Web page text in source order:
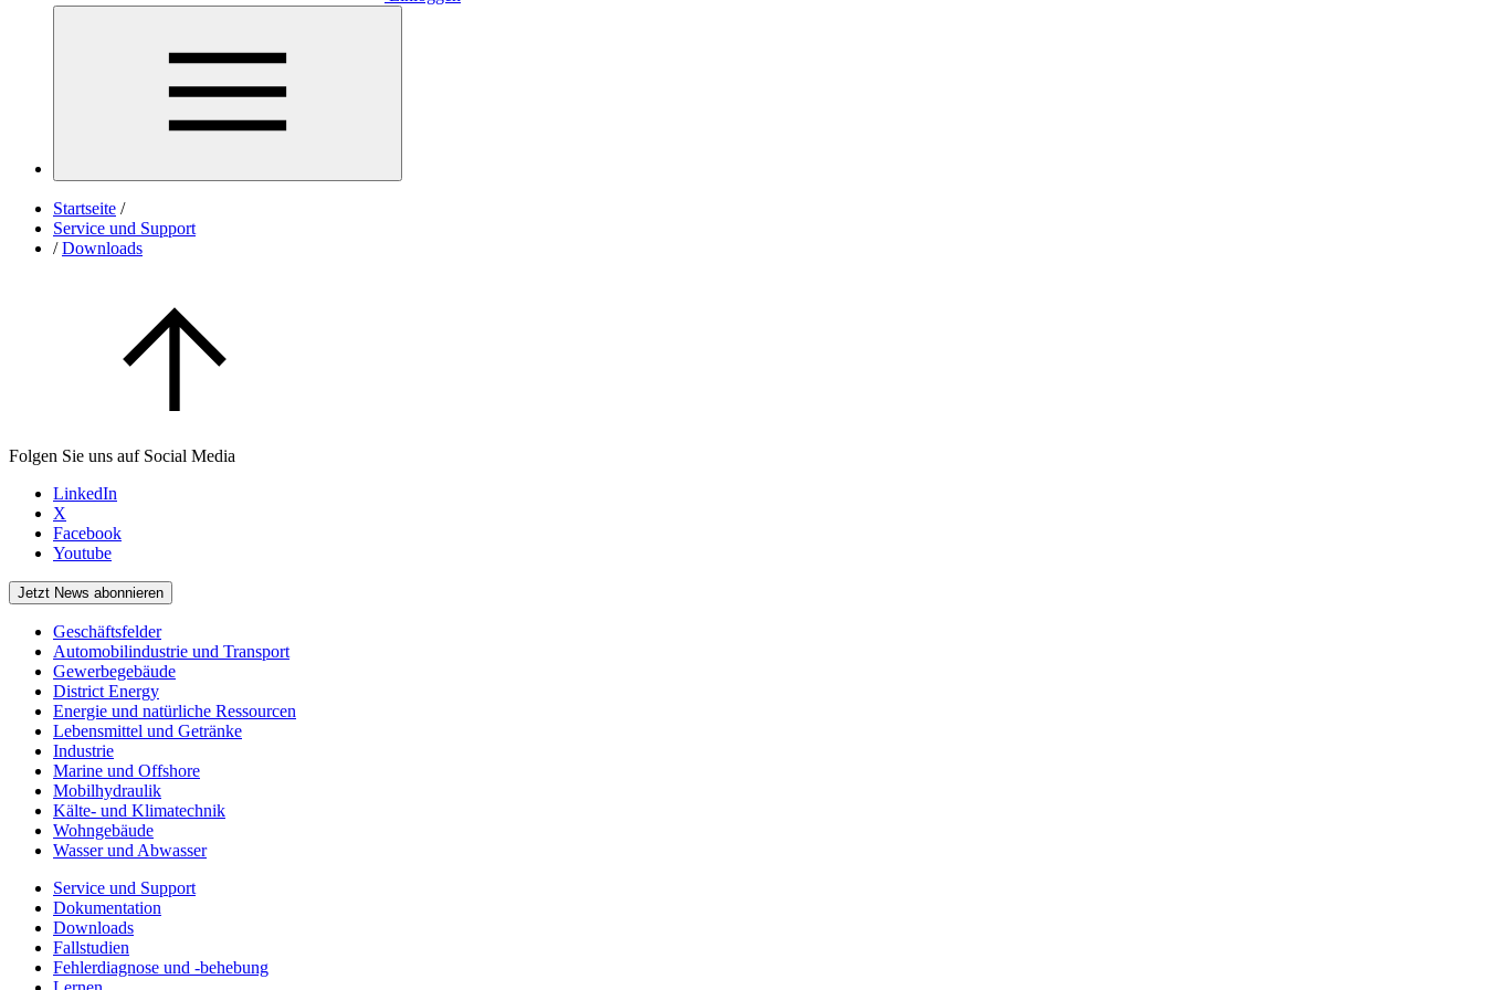
Startseite /
Service und Support
/ Downloads
Folgen Sie uns auf Social Media
LinkedIn
X
Facebook
Youtube
Jetzt News abonnieren
Geschäftsfelder
Automobilindustrie und Transport
Gewerbegebäude
District Energy
Energie und natürliche Ressourcen
Lebensmittel und Getränke
Industrie
Marine und Offshore
Mobilhydraulik
Kälte- und Klimatechnik
Wohngebäude
Wasser und Abwasser
Service und Support
Dokumentation
Downloads
Fallstudien
Fehlerdiagnose und -behebung